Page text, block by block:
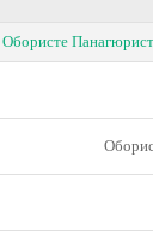
Обористе